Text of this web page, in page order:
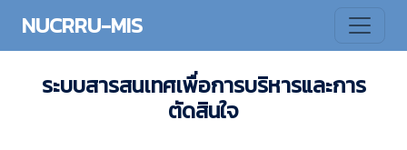
NUCRRU-MIS
ระบบสารสนเทศเพื่อการบริหารและการ
ตัดสินใจ